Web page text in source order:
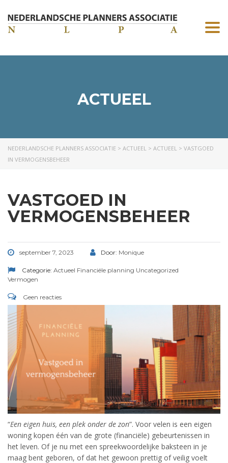
ACTUEEL
NEDERLANDSCHE PLANNERS ASSOCIATIE > ACTUEEL > ACTUEEL > VASTGOED
IN VERMOGENSBEHEER
VASTGOED IN
VERMOGENSBEHEER
september 7, 2023 Door: Monique
Categorie: Actueel Financiële planning Uncategorized
Vermogen
Geen reacties
“Een eigen huis, een plek onder de zon”. Voor velen is een eigen
woning kopen één van de grote (financiële) gebeurtenissen in
het leven. Of je nu met een spreekwoordelijke baksteen in je
maag bent geboren, of dat het gewoon prettig of veilig voelt